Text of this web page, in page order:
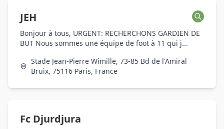
JEH
Bonjour à tous, URGENT: RECHERCHONS GARDIEN DE
BUT Nous sommes une équipe de foot à 11 qui j...
Stade Jean-Pierre Wimille, 73-85 Bd de l'Amiral
Bruix, 75116 Paris, France
Fc Djurdjura